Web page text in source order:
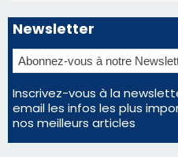
Newsletter
Inscrivez-vous à la
email les infos les plus
nos meilleurs articles